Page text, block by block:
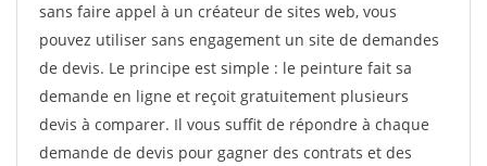
sans faire appel à un créateur de sites web, vous
pouvez utiliser sans engagement un site de demandes
de devis. Le principe est simple : le peinture fait sa
demande en ligne et reçoit gratuitement plusieurs
devis à comparer. Il vous suffit de répondre à chaque
demande de devis pour gagner des contrats et des